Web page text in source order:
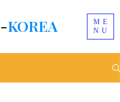
ME
NU
-KOREA